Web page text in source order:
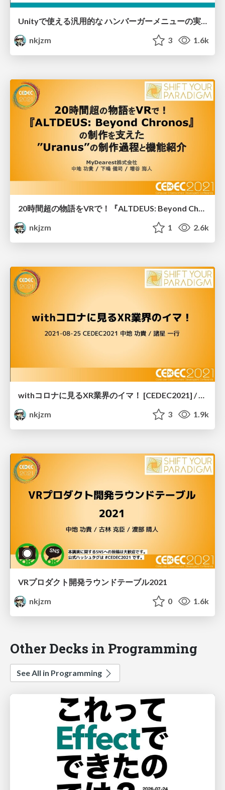
Unityで使える汎用的な ハンバーガーメニューの実装 / UniHamburger
nkjzm
3 1.6k
nkjzm
1 2.6k
withコロナに見るXR業界のイマ！ [CEDEC2021] / XR NOW CEDEC2021
nkjzm
3 1.9k
VRプロダクト開発ラウンドテーブル2021
nkjzm
0 1.6k
Other Decks in Programming
See All in Programming